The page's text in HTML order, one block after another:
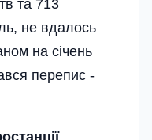
та 713
не вдалось
на січень
перепис -